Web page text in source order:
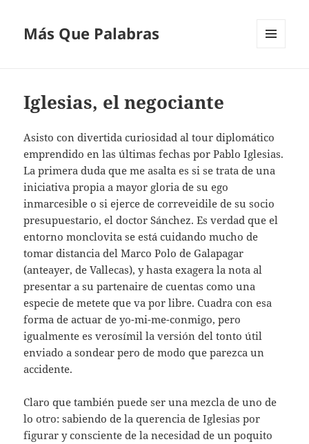
Más Que Palabras
Iglesias, el negociante
Asisto con divertida curiosidad al tour diplomático
emprendido en las últimas fechas por Pablo Iglesias.
La primera duda que me asalta es si se trata de una
iniciativa propia a mayor gloria de su ego
inmarcesible o si ejerce de correveidile de su socio
presupuestario, el doctor Sánchez. Es verdad que el
entorno monclovita se está cuidando mucho de
tomar distancia del Marco Polo de Galapagar
(anteayer, de Vallecas), y hasta exagera la nota al
presentar a su partenaire de cuentas como una
especie de metete que va por libre. Cuadra con esa
forma de actuar de yo-mi-me-conmigo, pero
igualmente es verosímil la versión del tonto útil
enviado a sondear pero de modo que parezca un
accidente.
Claro que también puede ser una mezcla de uno de
lo otro: sabiendo de la querencia de Iglesias por
figurar y consciente de la necesidad de un poquito